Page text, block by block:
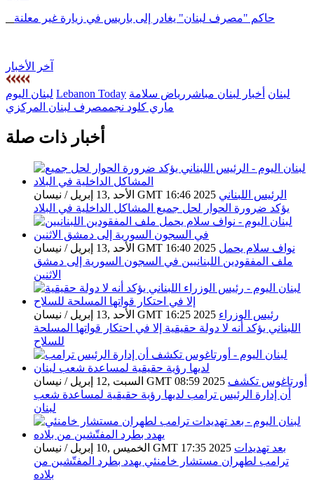
حاكم "مصرف لبنان" يغادر إلى باريس في زيارة غير معلنة
آخر الأخبار
لبنان اليوم Lebanon Today لبنان أخبار لبنان مباشر ​رياض سلامة
ماري كلود نجم​​مصرف لبنان​ المركزي
أخبار ذات صلة
الأحد ,13 إبريل / نيسان GMT 16:46 2025 الرئيس اللبناني
يؤكد ضرورة الحوار لحل جميع المشاكل الداخلية في البلاد
الأحد ,13 إبريل / نيسان GMT 16:40 2025 نواف سلام يحمل
ملف المفقودين اللبنانيين في السجون السورية إلى دمشق
الاثنين
الأحد ,13 إبريل / نيسان GMT 16:25 2025 رئيس الوزراء
اللبناني يؤكد أنه لا دولة حقيقية إلا في احتكار قواتها المسلحة
للسلاح
السبت ,12 إبريل / نيسان GMT 08:59 2025 أورتاغوس تكشف
أن إدارة الرئيس ترامب لديها رؤية حقيقية لمساعدة شعب
لبنان
الخميس ,10 إبريل / نيسان GMT 17:35 2025 بعد تهديدات
ترامب لطهران مستشار خامنئي يهدد بطرد المفتّشين من
بلاده